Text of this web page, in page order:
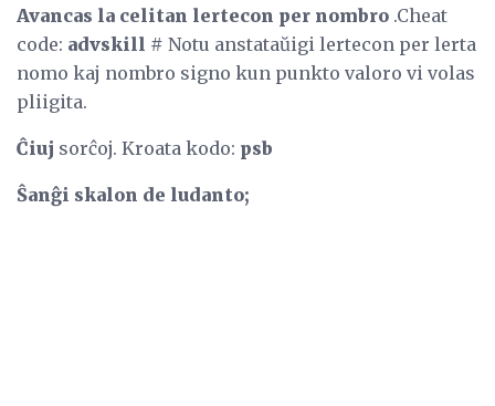
Avancas la celitan lertecon per nombro .Cheat
code: advskill # Notu anstataŭigi lertecon per lerta
nomo kaj nombro signo kun punkto valoro vi volas
pliigita.
Ĉiuj sorĉoj. Kroata kodo: psb
Ŝanĝi skalon de ludanto;